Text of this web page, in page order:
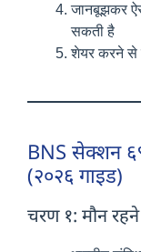
जानबूझकर
सकती है
शेयर करने से
BNS सेक्शन
(२०२६ गाइड)
चरण १: मौन